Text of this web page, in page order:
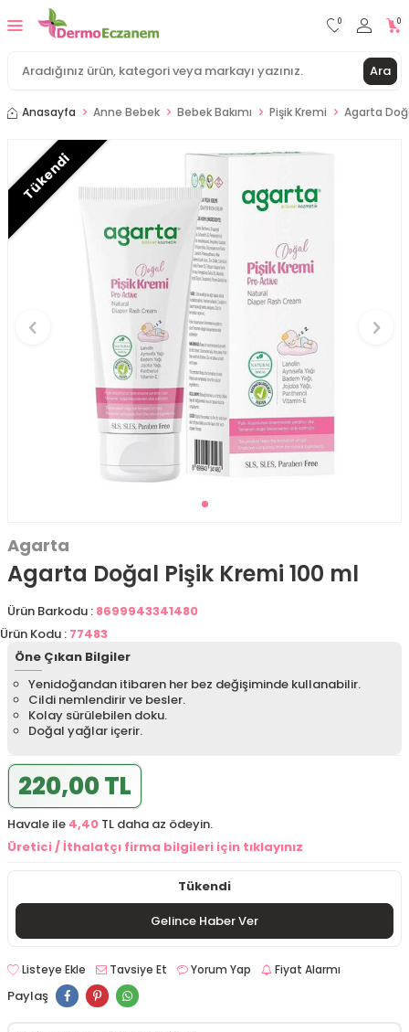
Ara
0 0
Anasayfa Anne Bebek Bebek Bakımı Pişik Kremi Agarta
Tükendi
Agarta
Agarta Doğal Pişik Kremi 100 ml
Ürün Barkodu : 8699943341480
Ürün Kodu : 77483
Öne Çıkan Bilgiler
Yenidoğandan itibaren her bez değişiminde kullanabilir.
Cildi nemlendirir ve besler.
Kolay sürülebilen doku.
Doğal yağlar içerir.
220,00 TL
Havale ile 4,40 TL daha az ödeyin.
Üretici / İthalatçı firma bilgileri için tıklayınız
Tükendi
Gelince Haber Ver
Listeye Ekle Tavsiye Et Yorum Yap Fiyat Alarmı
Paylaş